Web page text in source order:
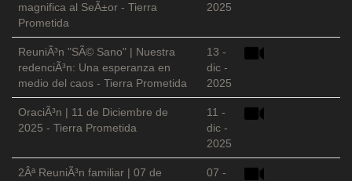
magnifica al SeÃ±or - Tierra
Prometida
2025
ReuniÃ³n "SÃ© Sano" | Nuestra
redenciÃ³n: Una esperanza en
medio del caos - Tierra Prometida
13 -
dic -
2025
OraciÃ³n | 11 de Diciembre de
2025 - Tierra Prometida
11 -
dic -
2025
2Âª ReuniÃ³n familiar | 07 de
07 -